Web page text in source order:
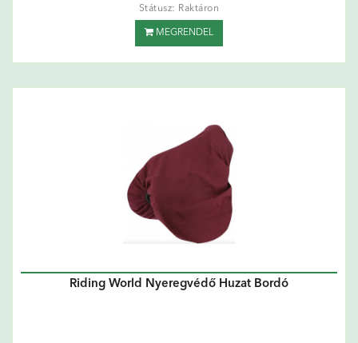
Státusz: Raktáron
MEGRENDEL
Riding World Nyeregvédő Huzat Bordó